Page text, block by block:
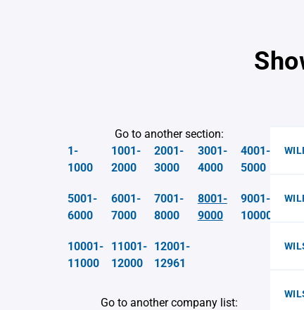
Go to another section:
1-
1000
1001-
2000
2001-
3000
3001-
4000
4001-
5000
5001-
6000
6001-
7000
7001-
8000
8001-
9000
9001-
10000
10001-
11000
11001-
12000
12001-
12961
Go to another company list: